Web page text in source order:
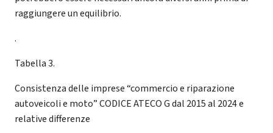
raggiungere un equilibrio.
.
Tabella 3.
Consistenza delle imprese “commercio e riparazione
autoveicoli e moto” CODICE ATECO G dal 2015 al 2024 e
relative differenze